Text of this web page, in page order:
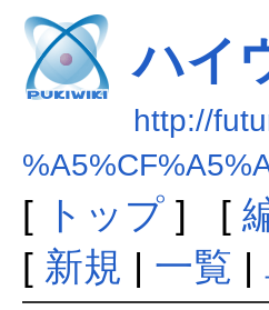
ハイ
http://
[ トップ] [
[ 新規 | 一覧 |